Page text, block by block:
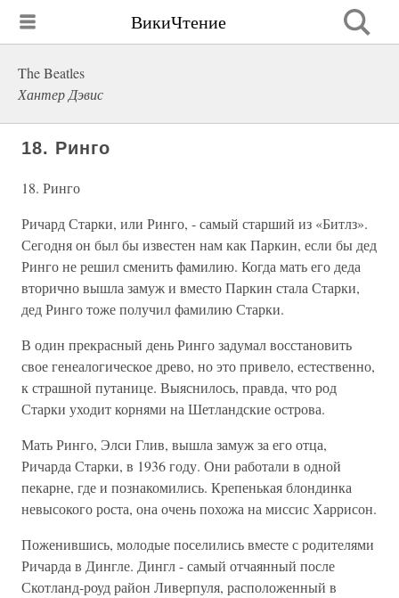
ВикиЧтение
The Beatles
Хантер Дэвис
18. Ринго
18. Ринго
Ричард Старки, или Ринго, - самый старший из «Битлз».
Сегодня он был бы известен нам как Паркин, если бы дед
Ринго не решил сменить фамилию. Когда мать его деда
вторично вышла замуж и вместо Паркин стала Старки,
дед Ринго тоже получил фамилию Старки.
В один прекрасный день Ринго задумал восстановить
свое генеалогическое древо, но это привело, естественно,
к страшной путанице. Выяснилось, правда, что род
Старки уходит корнями на Шетландские острова.
Мать Ринго, Элси Глив, вышла замуж за его отца,
Ричарда Старки, в 1936 году. Они работали в одной
пекарне, где и познакомились. Крепенькая блондинка
невысокого роста, она очень похожа на миссис Харрисон.
Поженившись, молодые поселились вместе с родителями
Ричарда в Дингле. Дингл - самый отчаянный после
Скотланд-роуд район Ливерпуля, расположенный в